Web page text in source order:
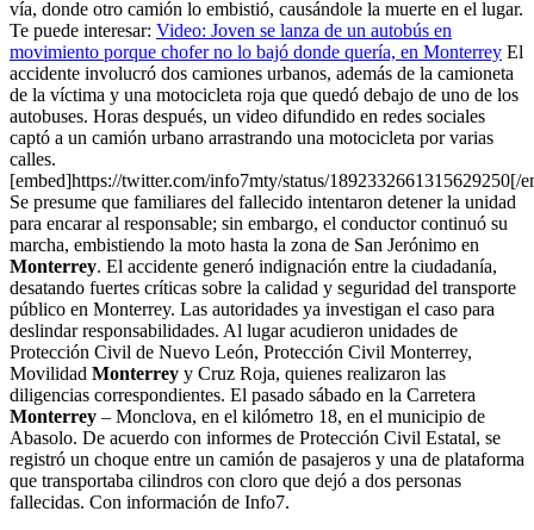
vía, donde otro camión lo embistió, causándole la muerte en el lugar.
Te puede interesar: Video: Joven se lanza de un autobús en
movimiento porque chofer no lo bajó donde quería, en Monterrey El
accidente involucró dos camiones urbanos, además de la camioneta
de la víctima y una motocicleta roja que quedó debajo de uno de los
autobuses. Horas después, un video difundido en redes sociales
captó a un camión urbano arrastrando una motocicleta por varias
calles.
[embed]https://twitter.com/info7mty/status/1892332661315629250[/
Se presume que familiares del fallecido intentaron detener la unidad
para encarar al responsable; sin embargo, el conductor continuó su
marcha, embistiendo la moto hasta la zona de San Jerónimo en
Monterrey. El accidente generó indignación entre la ciudadanía,
desatando fuertes críticas sobre la calidad y seguridad del transporte
público en Monterrey. Las autoridades ya investigan el caso para
deslindar responsabilidades. Al lugar acudieron unidades de
Protección Civil de Nuevo León, Protección Civil Monterrey,
Movilidad Monterrey y Cruz Roja, quienes realizaron las
diligencias correspondientes. El pasado sábado en la Carretera
Monterrey – Monclova, en el kilómetro 18, en el municipio de
Abasolo. De acuerdo con informes de Protección Civil Estatal, se
registró un choque entre un camión de pasajeros y una de plataforma
que transportaba cilindros con cloro que dejó a dos personas
fallecidas. Con información de Info7.